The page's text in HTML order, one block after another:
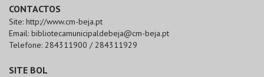
CONTACTOS
Site: http://www.cm-beja.pt
Email: bibliotecamunicipaldebeja@cm-beja.pt
Telefone: 284311900 / 284311929
SITE BOL